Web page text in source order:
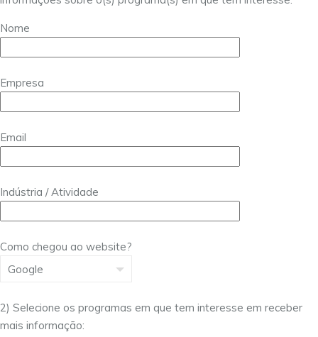
Nome
Empresa
Email
Indústria / Atividade
Como chegou ao website?
2) Selecione os programas em que tem interesse em receber
mais informação: